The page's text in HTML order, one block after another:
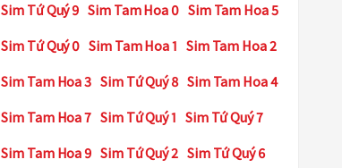
Sim Tứ Quý 9 Sim Tam Hoa 0 Sim Tam Hoa 5
Sim Tứ Quý 0 Sim Tam Hoa 1 Sim Tam Hoa 2
Sim Tam Hoa 3 Sim Tứ Quý 8 Sim Tam Hoa 4
Sim Tam Hoa 7 Sim Tứ Quý 1 Sim Tứ Quý 7
Sim Tam Hoa 9 Sim Tứ Quý 2 Sim Tứ Quý 6